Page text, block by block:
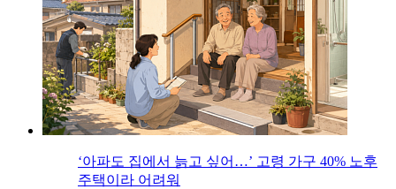
‘아파도 집에서 늙고 싶어…’ 고령 가구 40% 노후
주택이라 어려워